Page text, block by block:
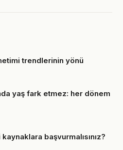
trendlerinin yönü
yaş fark etmez: her dönem
başvurmalısınız?